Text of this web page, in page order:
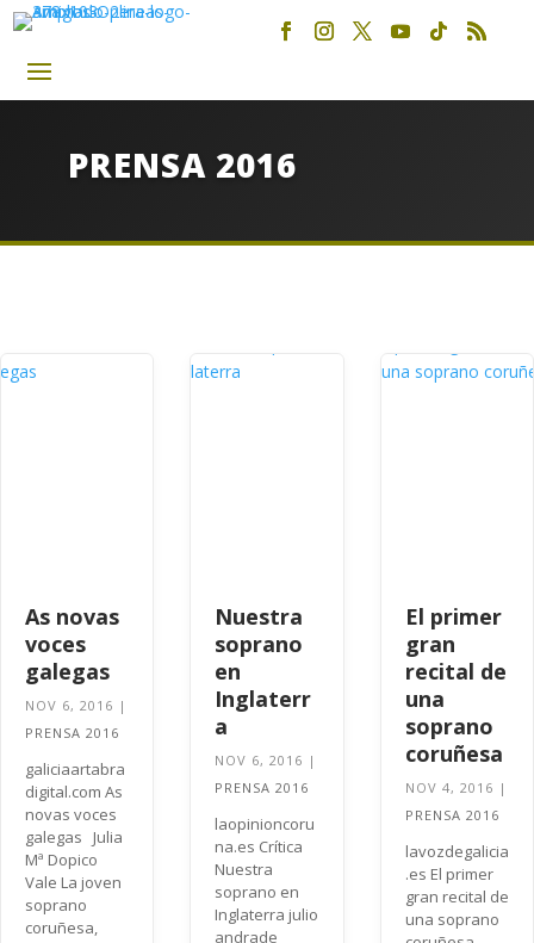
PRENSA 2016
As novas
voces
galegas
NOV 6, 2016 |
PRENSA 2016
galiciaartabra
digital.com As
novas voces
galegas Julia
Mª Dopico
Vale La joven
soprano
coruñesa,
Nuestra
soprano
en
Inglaterr
a
NOV 6, 2016 |
PRENSA 2016
laopinioncoru
na.es Crítica
Nuestra
soprano en
Inglaterra julio
andrade
El primer
gran
recital de
una
soprano
coruñesa
NOV 4, 2016 |
PRENSA 2016
lavozdegalicia
.es El primer
gran recital de
una soprano